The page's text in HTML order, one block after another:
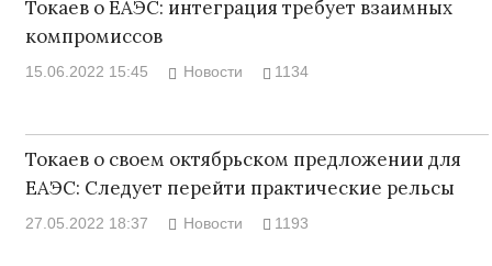
Токаев о ЕАЭС: интеграция требует взаимных
компромиссов
15.06.2022 15:45 Новости 1134
Токаев о своем октябрьском предложении для
ЕАЭС: Следует перейти практические рельсы
27.05.2022 18:37 Новости 1193